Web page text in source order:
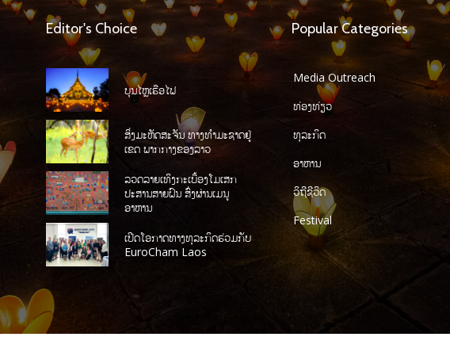
Editor's Choice
ບຸນໄຫຼເຮືອໄຟ
ສິ່ງມະຫັດສະຈັນ ທາງທໍາມະຊາດຢູ່
ເຂດ ພາກກາງຂອງລາວ
ລວດລາຍເທິງກະເບື້ອງໂມເສກ
ປະສານສາຍຝົນ ສົ່ງຜ່ານເມນູ
ອາຫານ
ເປີດໂອກາດທາງທຸລະກິດຮ່ວມກັບ
EuroCham Laos
Popular Categories
Media Outreach
ທ່ອງທ່ຽວ
ທຸລະກິດ
ອາຫານ
ວິຖີຊີວິດ
Festival